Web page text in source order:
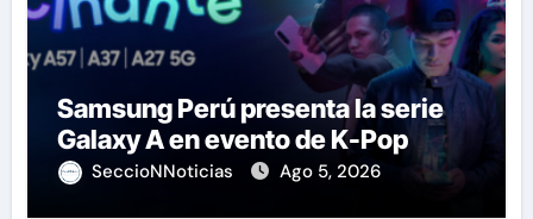
Samsung Perú presenta la serie
Galaxy A en evento de K-Pop
SeccioNNoticias Ago 5, 2026